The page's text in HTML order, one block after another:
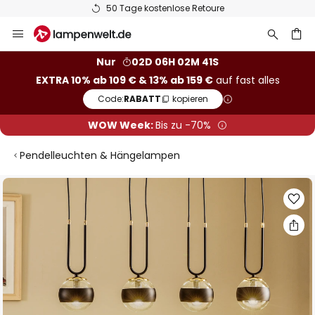
50 Tage kostenlose Retoure
Inhalt
Nur
02D 06H 02M 40S
EXTRA 10% ab 109 € & 13% ab 159 €auf fast alles
Code:RABATT kopieren
WOW Week:Bis zu -70%
Pendelleuchten & Hängelampen
Zum
Ende